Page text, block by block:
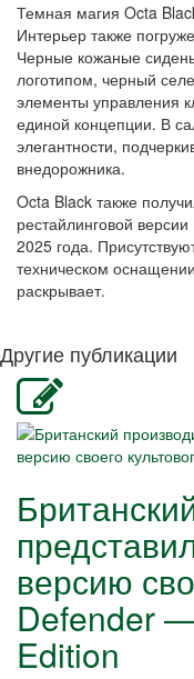
Темная магия Octa
Интерьер также
Черные кожаные
логотипом, черный
элементы управления
единой концепции. В
элегантности,
внедорожника.
Octa Black также
рестайлинговой
2025 года.
техническом
раскрывает.
Другие публикации
версию
Defender
Edition